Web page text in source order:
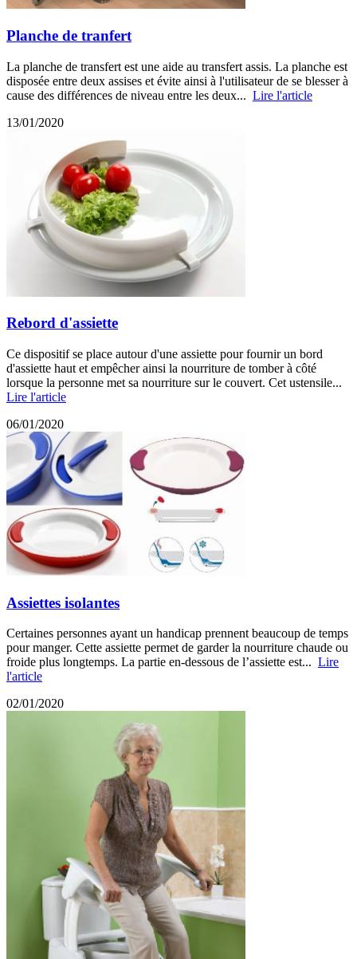
Planche de tranfert
La planche de transfert est une aide au transfert assis. La planche est
disposée entre deux assises et évite ainsi à l'utilisateur de se blesser à
cause des différences de niveau entre les deux... Lire l'article
13/01/2020
Rebord d'assiette
Ce dispositif se place autour d'une assiette pour fournir un bord
d'assiette haut et empêcher ainsi la nourriture de tomber à côté
lorsque la personne met sa nourriture sur le couvert. Cet ustensile...
Lire l'article
06/01/2020
Assiettes isolantes
Certaines personnes ayant un handicap prennent beaucoup de temps
pour manger. Cette assiette permet de garder la nourriture chaude ou
froide plus longtemps. La partie en-dessous de l’assiette est... Lire
l'article
02/01/2020